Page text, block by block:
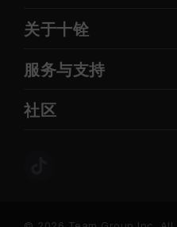
关于十铨
服务与支持
社区